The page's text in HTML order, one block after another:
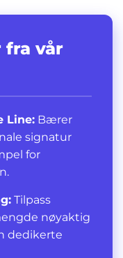
fra vår
Line:Bærer
signatur
for
Tilpass
nøyaktig
dedikerte